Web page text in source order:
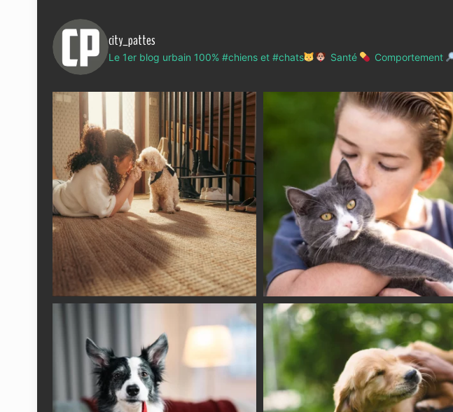
city_pattes
Le 1er blog urbain 100% #chiens et #chats Santé Comportement